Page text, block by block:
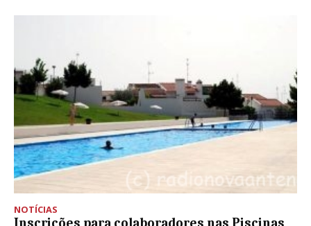
NOTÍCIAS
Inscrições para colaboradores nas Piscinas